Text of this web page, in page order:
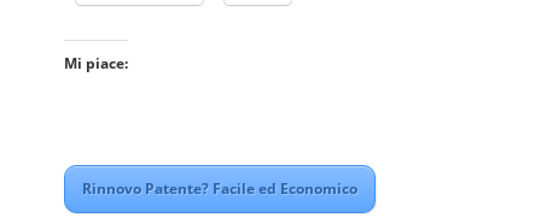
Mi piace:
Rinnovo Patente? Facile ed Economico